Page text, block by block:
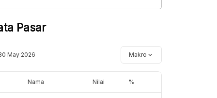
Pasar
May 2026 Makro
Nama Nilai %